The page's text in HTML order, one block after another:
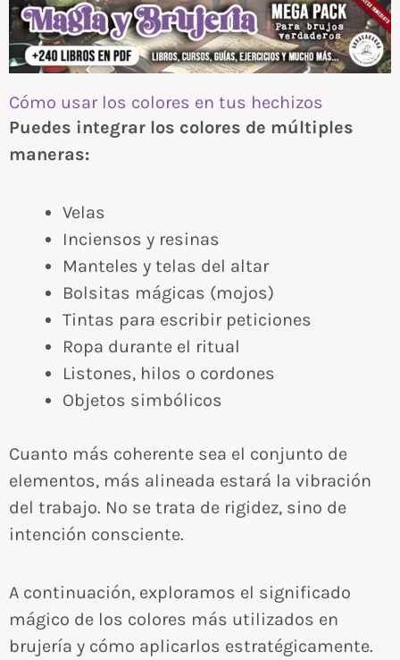
Cómo usar los colores en tus hechizos
Puedes integrar los colores de múltiples
maneras:
Velas
Inciensos y resinas
Manteles y telas del altar
Bolsitas mágicas (mojos)
Tintas para escribir peticiones
Ropa durante el ritual
Listones, hilos o cordones
Objetos simbólicos
Cuanto más coherente sea el conjunto de
elementos, más alineada estará la vibración
del trabajo. No se trata de rigidez, sino de
intención consciente.
A continuación, exploramos el significado
mágico de los colores más utilizados en
brujería y cómo aplicarlos estratégicamente.